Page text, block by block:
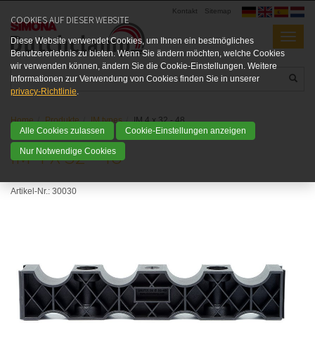
Sitemap
Kontakt
Home Produkte IM types IM 4 x 32 - 48
IM 4 X 32 - 48
Artikel-Nr.: 30030
COOKIES AUF DIESER WEBSITE
Diese Website verwendet Cookies, um Ihnen ein bestmögliches
Benutzererlebnis zu bieten. Wenn Sie ändern möchten, welche Cookies
wir verwenden können, ändern Sie die Cookie-Einstellungen. Weitere
Informationen zur Verwendung von Cookies finden Sie in unserer
privacy-Richtlinie.
Alle Cookies zulassen Cookie-Einstellungen anzeigen
Nur Notwendige Cookies